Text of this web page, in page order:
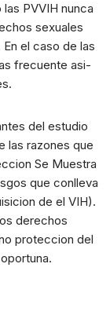
PVVIH nunca
sexuales
el caso de las
frecuente asi­
del estudio
las razones que
Se Muestra
que conlleva
de el VIH).
derechos
proteccion del